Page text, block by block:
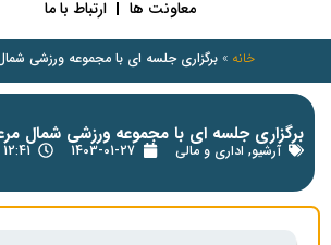
معاونت ها
ارتباط با ما
خانه »برگزاری جلسه ای با مجموعه ورزشی
برگزاری جلسه ای با مجموعه ورزشی شمال
آرشیو, اداری و مالی 1403-01-27 12:41 ب.ظ